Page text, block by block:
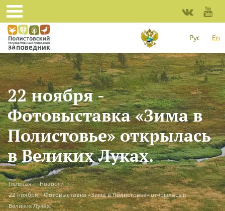
Skip to main content
Рус
En
22 ноября -
Фотовыставка «Зима в
Полистовье» открылась
в Великих Луках.
You are here
Главная » Новости »
22 ноября - Фотовыставка «Зима в Полистовье» открылась в
Великих Луках.